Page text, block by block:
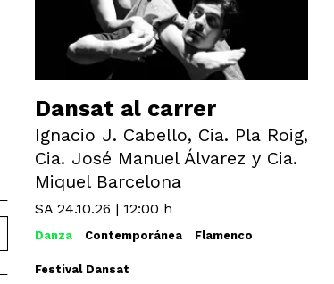
Dansat al carrer
Ignacio J. Cabello, Cia. Pla Roig,
Cia. José Manuel Álvarez y Cia.
Miquel Barcelona
SA 24.10.26 | 12:00 h
Danza Contemporánea Flamenco
Festival Dansat